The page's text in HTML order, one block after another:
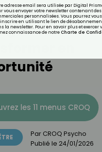
bien
? Le
en
les 11 menus CROQ
Par CROQ Psycho
Publié le 24/01/2026
adresse email sera utilisée par Digital
vous envoyer votre newsletter contenant des
personnalisées. Vous pourrez vous
en utilisant le lien de
la newsletter. Pour en savoir plus et exercer
connaissance de notre Charte de